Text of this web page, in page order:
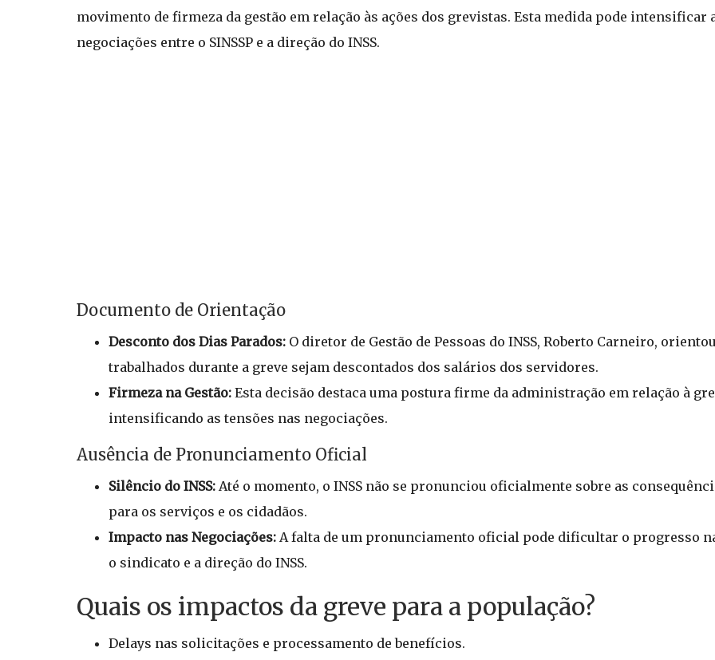
movimento de firmeza da gestão em relação às ações dos grevistas. Esta medida pode intensificar
negociações entre o SINSSP e a direção do INSS.
Documento de Orientação
Desconto dos Dias Parados: O diretor de Gestão de Pessoas do INSS, Roberto Carneiro,
trabalhados durante a greve sejam descontados dos salários dos servidores.
Firmeza na Gestão: Esta decisão destaca uma postura firme da administração em relação à
intensificando as tensões nas negociações.
Ausência de Pronunciamento Oficial
Silêncio do INSS: Até o momento, o INSS não se pronunciou oficialmente sobre as
para os serviços e os cidadãos.
Impacto nas Negociações: A falta de um pronunciamento oficial pode dificultar o progresso
o sindicato e a direção do INSS.
Quais os impactos da greve para a população?
Delays nas solicitações e processamento de benefícios.